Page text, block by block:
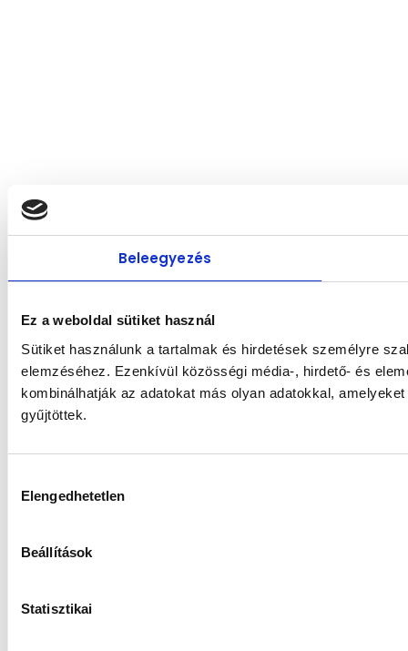
Beleegyezés
Ez a weboldal sütiket használ
Sütiket használunk a tartalmak és hirdetések személyre
elemzéséhez. Ezenkívül közösségi média-, hirdető- és
kombinálhatják az adatokat más olyan adatokkal,
gyűjtöttek.
kiválasztása
Elengedhetetlen
Beállítások
Statisztikai